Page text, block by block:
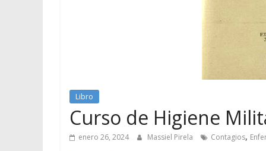
Libro
Curso de Higiene
enero 26, 2024 Massiel Pirela Contagios,